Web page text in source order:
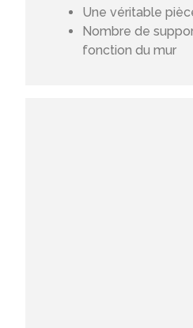
Une véritable
Nombre de
fonction du mur